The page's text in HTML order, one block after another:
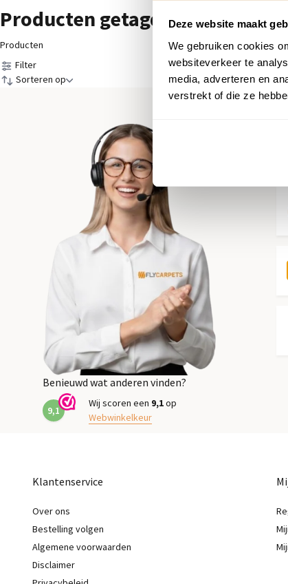
Deze website maakt
We gebruiken cookies
websiteverkeer te
media, adverteren en
verstrekt of die ze
Producten getagd met putty
Producten
Filter
Sorteren op
Benieuwd wat anderen vinden?
9,1
Wij scoren een 9,1op
Webwinkelkeur
Klantenservice
Over ons
Bestelling volgen
Algemene voorwaarden
Disclaimer